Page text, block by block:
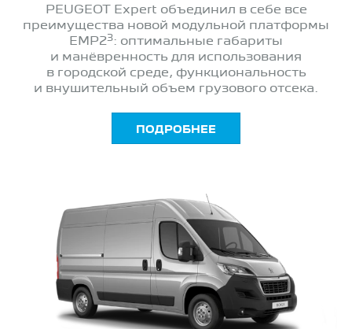
PEUGEOT Expert объединил в себе все
преимущества новой модульной платформы
EMP23: оптимальные габариты
и манёвренность для использования
в городской среде, функциональность
и внушительный объем грузового отсека.
ПОДРОБНЕЕ